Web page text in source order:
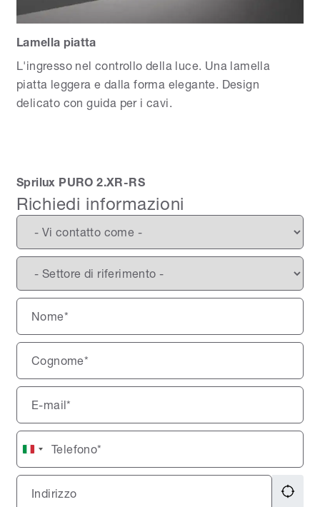
Lamella piatta
L'ingresso nel controllo della luce. Una lamella
piatta leggera e dalla forma elegante. Design
delicato con guida per i cavi.
Sprilux PURO 2.XR-RS
Richiedi informazioni
Italy
+39